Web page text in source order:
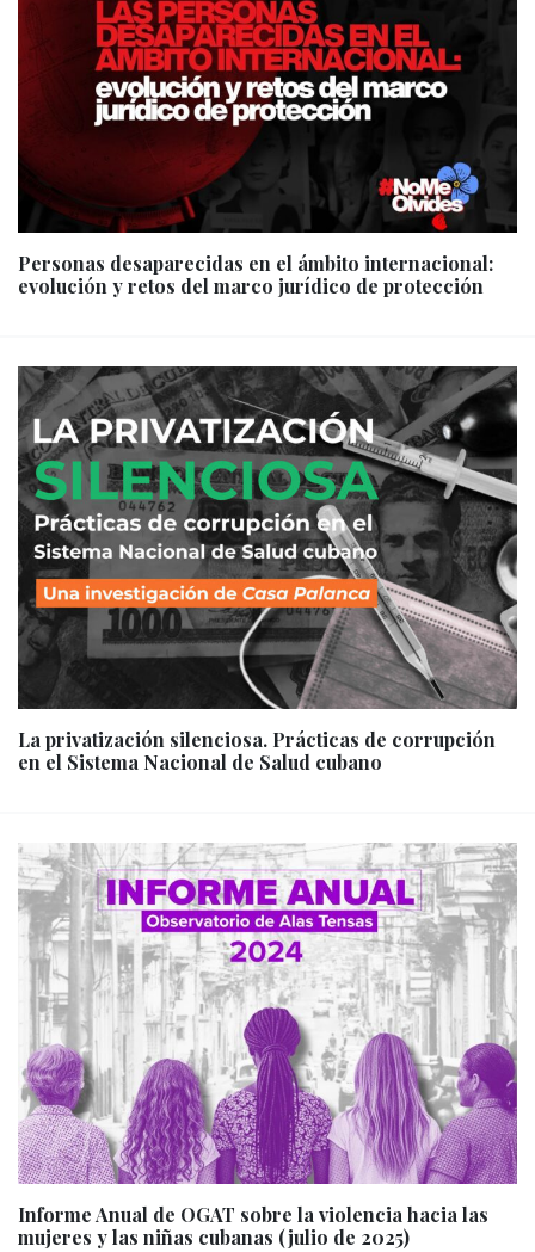
Personas desaparecidas en el ámbito internacional:
evolución y retos del marco jurídico de protección
La privatización silenciosa. Prácticas de corrupción
en el Sistema Nacional de Salud cubano
Informe Anual de OGAT sobre la violencia hacia las
mujeres y las niñas cubanas (julio de 2025)